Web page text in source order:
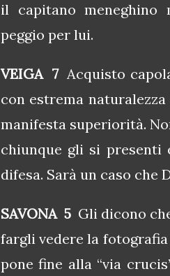
il capitano meneghino
peggio per lui.
VEIGA 7Acquisto
con estrema
manifesta superiorità.
chiunque gli si
difesa. Sarà un caso che
SAVONA 5 Gli dicono
fargli vedere la
pone fine alla “via